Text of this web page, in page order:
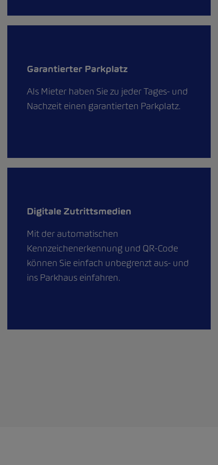
Garantierter Parkplatz
Als Mieter haben Sie zu jeder Tages- und
Nachzeit einen garantierten Parkplatz.
Digitale Zutrittsmedien
Mit der automatischen
Kennzeichenerkennung und QR-Code
können Sie einfach unbegrenzt aus- und
ins Parkhaus einfahren.